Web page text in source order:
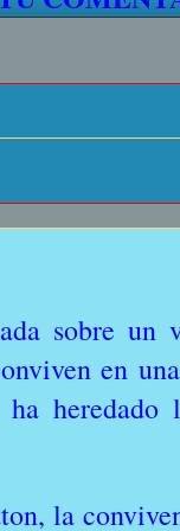
sobre un
en
heredado
la